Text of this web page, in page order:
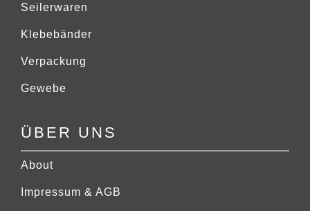
Seilerwaren
Klebebänder
Verpackung
Gewebe
ÜBER UNS
About
Impressum & AGB